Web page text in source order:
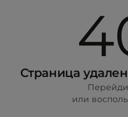
Страница
или